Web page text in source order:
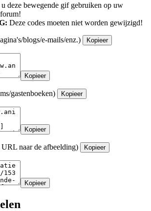
deze bewegende gif gebruiken op uw
Deze codes moeten niet worden gewijzigd!
blogs/e-mails/enz.) Kopieer
Kopieer
gastenboeken) Kopieer
Kopieer
URL naar de afbeelding) Kopieer
Kopieer